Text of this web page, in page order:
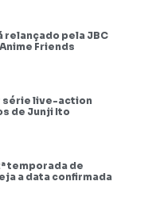
relançado pela JBC
Friends
série live-action
de Junji Ito
temporada de
a data confirmada